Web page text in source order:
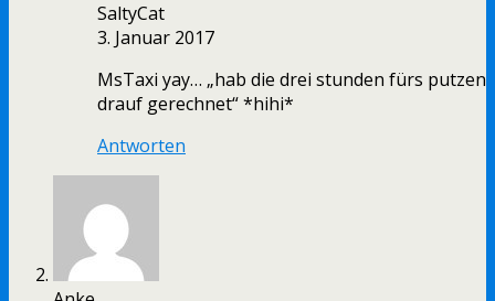
SaltyCat
3. Januar 2017
MsTaxi yay… „hab die drei stunden fürs putzen
drauf gerechnet“ *hihi*
Antworten